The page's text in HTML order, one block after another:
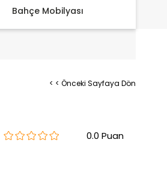
Bahçe Mobilyası
< < Önceki Sayfaya Dön
0.0